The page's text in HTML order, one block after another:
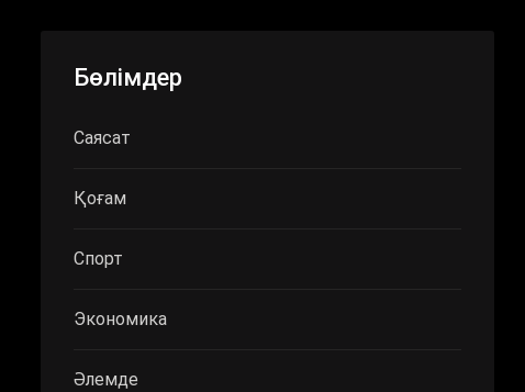
Бөлімдер
Саясат
Қоғам
Спорт
Экономика
Әлемде